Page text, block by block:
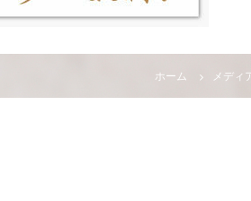
ホーム メディ